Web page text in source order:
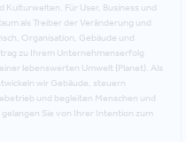
Für User, Business und
als Treiber der Veränderung und
Organisation, Gebäude und
zu Ihrem Unternehmenserfolg
lebenswerten Umwelt (Planet). Als
wir Gebäude, steuern
und begleiten Menschen und
Sie von Ihrer Intention zum